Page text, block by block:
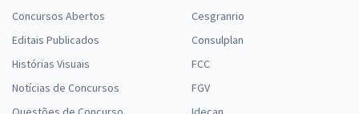
Concursos Abertos
Editais Publicados
Histórias Visuais
Notícias de Concursos
Cesgranrio
Consulplan
FCC
FGV